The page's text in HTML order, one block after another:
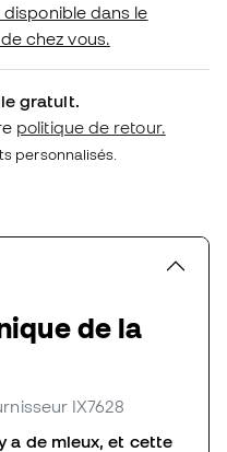
dans le
chez vous.
gratuit.
politique de retour.
personnalisés.
de la
IX7628
a de mieux, et cette